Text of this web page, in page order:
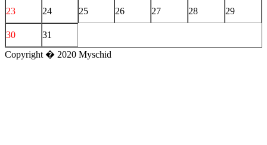
23 24 25 26 27 28 29
30
31
Copyright � 2020 Myschid